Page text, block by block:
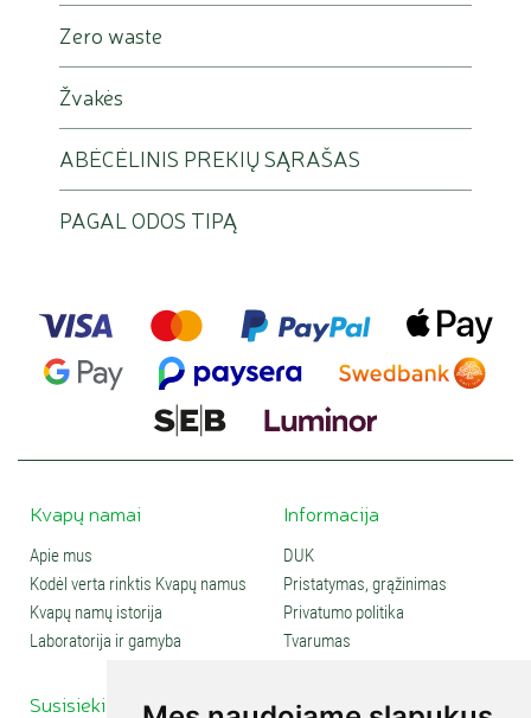
Zero waste
Žvakės
ABĖCĖLINIS PREKIŲ SĄRAŠAS
PAGAL ODOS TIPĄ
Kvapų namai
Apie mus
Kodėl verta rinktis Kvapų namus
Kvapų namų istorija
Laboratorija ir gamyba
Informacija
DUK
Pristatymas, grąžinimas
Privatumo politika
Tvarumas
Susisiekite Social media